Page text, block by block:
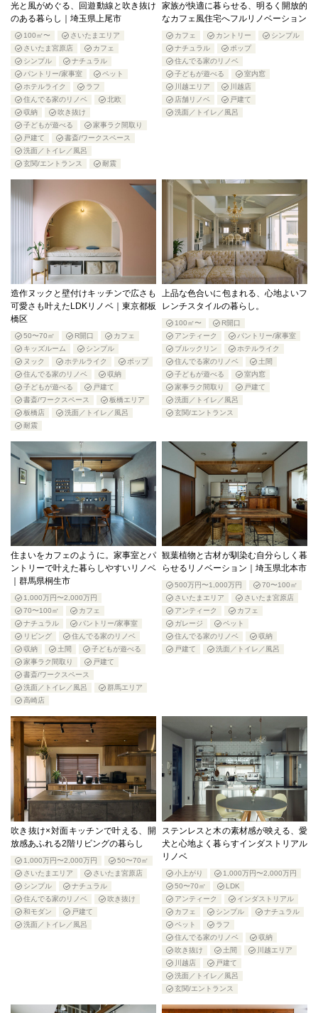
光と風がめぐる、回遊動線と吹き抜け
のある暮らし｜埼玉県上尾市
100㎡〜
さいたまエリア
さいたま宮原店
カフェ
シンプル
ナチュラル
パントリー/家事室
ペット
ホテルライク
ラフ
住んでる家のリノベ
北欧
収納
吹き抜け
子どもが遊べる
家事ラク間取り
戸建て
書斎/ワークスペース
洗面／トイレ／風呂
玄関/エントランス
耐震
家族が快適に暮らせる、明るく開放的
なカフェ風住宅へフルリノベーション
カフェ カントリー
シンプル
ナチュラル
ポップ
住んでる家のリノベ
子どもが遊べる
室内窓
川越エリア
川越店
店舗リノベ
戸建て
洗面／トイレ／風呂
造作ヌックと壁付けキッチンで広さも
可愛さも叶えたLDKリノベ｜東京都板
橋区
50〜70㎡ R開口
カフェ
キッズルーム
シンプル
ヌック
ホテルライク
ポップ
住んでる家のリノベ
収納
子どもが遊べる
戸建て
書斎/ワークスペース
板橋エリア
板橋店
洗面／トイレ／風呂
耐震
上品な色合いに包まれる、心地よいフ
レンチスタイルの暮らし。
100㎡〜
R開口
アンティーク
パントリー/家事室
ブルックリン
ホテルライク
住んでる家のリノベ
土間
子どもが遊べる
室内窓
家事ラク間取り
戸建て
洗面／トイレ／風呂
玄関/エントランス
住まいをカフェのように。家事室とパ
ントリーで叶えた暮らしやすいリノベ
｜群馬県桐生市
1,000万円〜2,000万円
70〜100㎡
カフェ
ナチュラル
パントリー/家事室
リビング
住んでる家のリノベ
収納
土間
子どもが遊べる
家事ラク間取り
戸建て
書斎/ワークスペース
洗面／トイレ／風呂
群馬エリア
高崎店
観葉植物と古材が馴染む自分らしく暮
らせるリノベーション｜埼玉県北本市
500万円〜1,000万円
70〜100㎡
さいたまエリア
さいたま宮原店
アンティーク
カフェ
ガレージ
ペット
住んでる家のリノベ
収納
戸建て
洗面／トイレ／風呂
吹き抜け×対面キッチンで叶える、開
放感あふれる2階リビングの暮らし
1,000万円〜2,000万円
50〜70㎡
さいたまエリア
さいたま宮原店
シンプル
ナチュラル
住んでる家のリノベ
吹き抜け
和モダン
戸建て
洗面／トイレ／風呂
ステンレスと木の素材感が映える、愛
犬と心地よく暮らすインダストリアル
リノベ
小上がり
1,000万円〜2,000万円
50〜70㎡
LDK
アンティーク
インダストリアル
カフェ
シンプル
ナチュラル
ペット
ラフ
住んでる家のリノベ
収納
吹き抜け
土間
川越エリア
川越店
戸建て
洗面／トイレ／風呂
玄関/エントランス